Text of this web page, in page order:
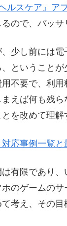
ルスケア』ア
ので、バッサ
少し前には
ということ
不要で、利
えば何も残
を改めて理解
応事例一覧
有限であり
のゲームの
考え、その